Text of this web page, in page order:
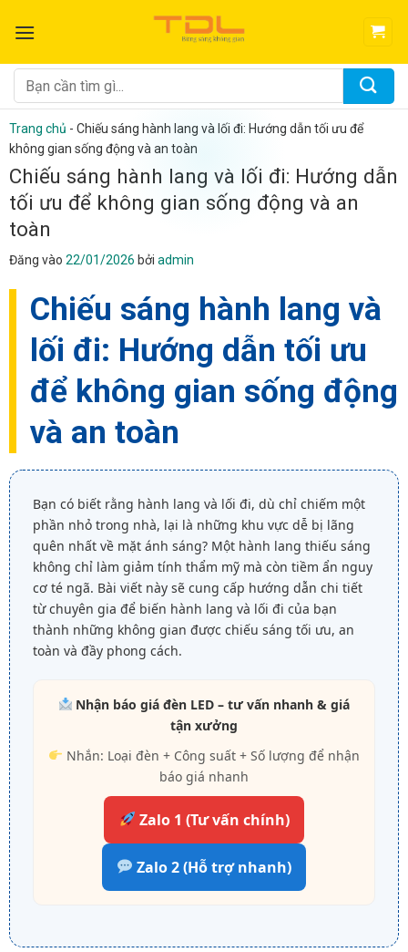
qua
dung
Tìm
kiếm:
Trang chủ - Chiếu sáng hành lang và lối đi: Hướng dẫn tối ưu để
không gian sống động và an toàn
Chiếu sáng hành lang và lối đi: Hướng dẫn
tối ưu để không gian sống động và an
toàn
Đăng vào 22/01/2026 bởi admin
Chiếu sáng hành lang và
lối đi: Hướng dẫn tối ưu
để không gian sống động
và an toàn
Bạn có biết rằng hành lang và lối đi, dù chỉ chiếm một
phần nhỏ trong nhà, lại là những khu vực dễ bị lãng
quên nhất về mặt ánh sáng? Một hành lang thiếu sáng
không chỉ làm giảm tính thẩm mỹ mà còn tiềm ẩn nguy
cơ té ngã. Bài viết này sẽ cung cấp hướng dẫn chi tiết
từ chuyên gia để biến hành lang và lối đi của bạn
thành những không gian được chiếu sáng tối ưu, an
toàn và đầy phong cách.
Nhận báo giá đèn LED – tư vấn nhanh & giá
tận xưởng
Nhắn: Loại đèn + Công suất + Số lượng để nhận
báo giá nhanh
Zalo 1 (Tư vấn chính)
Zalo 2 (Hỗ trợ nhanh)